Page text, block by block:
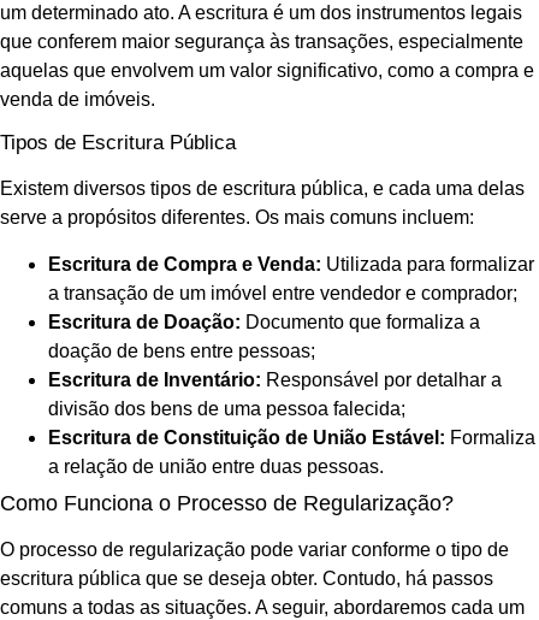
um determinado ato. A escritura é um dos instrumentos legais
que conferem maior segurança às transações, especialmente
aquelas que envolvem um valor significativo, como a compra e
venda de imóveis.
Tipos de Escritura Pública
Existem diversos tipos de escritura pública, e cada uma delas
serve a propósitos diferentes. Os mais comuns incluem:
Escritura de Compra e Venda: Utilizada para formalizar
a transação de um imóvel entre vendedor e comprador;
Escritura de Doação: Documento que formaliza a
doação de bens entre pessoas;
Escritura de Inventário: Responsável por detalhar a
divisão dos bens de uma pessoa falecida;
Escritura de Constituição de União Estável: Formaliza
a relação de união entre duas pessoas.
Como Funciona o Processo de Regularização?
O processo de regularização pode variar conforme o tipo de
escritura pública que se deseja obter. Contudo, há passos
comuns a todas as situações. A seguir, abordaremos cada um